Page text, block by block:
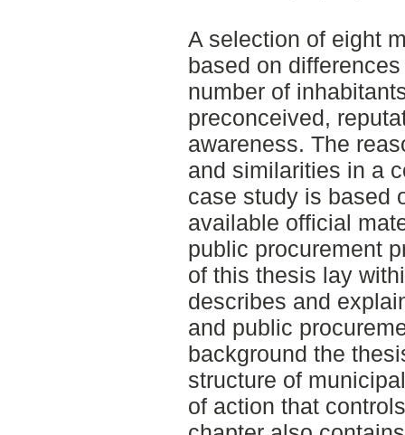
A selection of eight
based on
number of
preconceived,
awareness. The
and similarities in a
case study is based
available official
public procurement
of this thesis lay
describes and
and public
background the
structure of
of action that